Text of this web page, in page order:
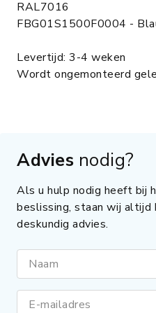
RAL7016
FBG01S1500F0004 -
Levertijd: 3-4 weken
Wordt ongemonteerd
Advies nodig?
Als u hulp nodig heeft bij
beslissing, staan wij altijd
deskundig advies.
Naam
E-mailadres